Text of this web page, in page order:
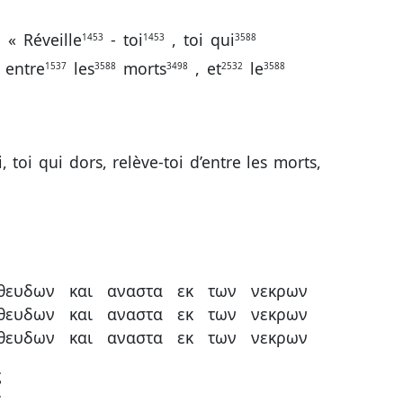
« Réveille1453 - toi 1453 , toi qui3588
entre1537 les3588 morts3498 , et2532 le3588
toi qui dors, relève-toi d’entre les morts,
και
και
και
αναστα
αναστα
αναστα
εκ
εκ
εκ
των
των
των
νεκρων
νεκρων
νεκρων